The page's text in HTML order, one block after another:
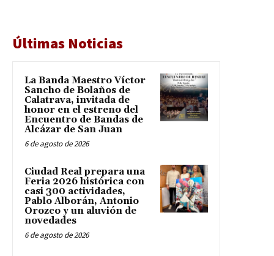
Últimas Noticias
La Banda Maestro Víctor
Sancho de Bolaños de
Calatrava, invitada de
honor en el estreno del
Encuentro de Bandas de
Alcázar de San Juan
6 de agosto de 2026
Ciudad Real prepara una
Feria 2026 histórica con
casi 300 actividades,
Pablo Alborán, Antonio
Orozco y un aluvión de
novedades
6 de agosto de 2026